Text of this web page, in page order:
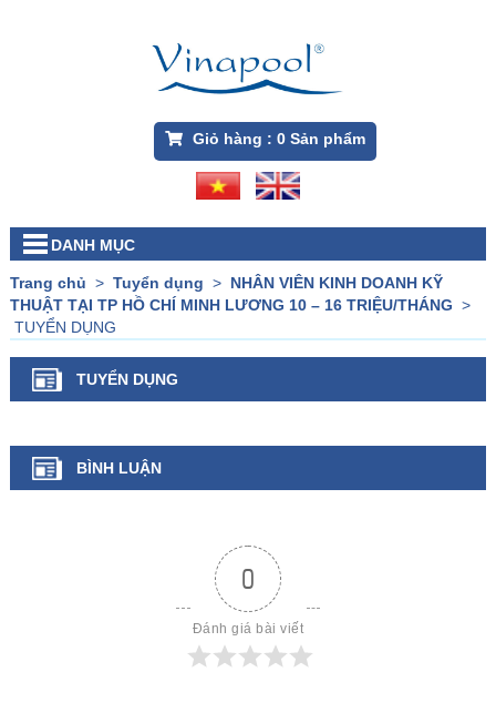
Giỏ hàng : 0Sản phẩm
DANH MỤC
Trang chủ > Tuyển dụng > NHÂN VIÊN KINH DOANH KỸ
THUẬT TẠI TP HỒ CHÍ MINH LƯƠNG 10 – 16 TRIỆU/THÁNG >
TUYỂN DỤNG
TUYỂN DỤNG
BÌNH LUẬN
0
Đánh giá bài viết